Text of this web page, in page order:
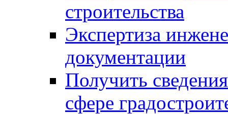
строительства
Экспертиза
документации
Получить
сфере